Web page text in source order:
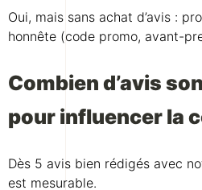
Oui, mais sans achat d’avis :
honnête (code promo, avant-
Combien d’avis
pour influencer la
Dès 5 avis bien rédigés avec
est mesurable.